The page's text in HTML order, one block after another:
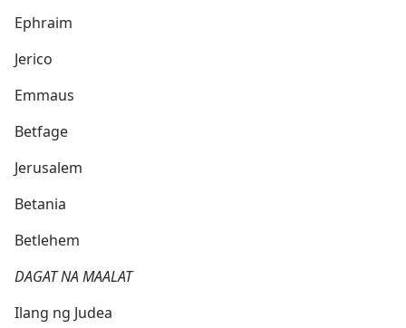
Ephraim
Jerico
Emmaus
Betfage
Jerusalem
Betania
Betlehem
DAGAT NA MAALAT
Ilang ng Judea